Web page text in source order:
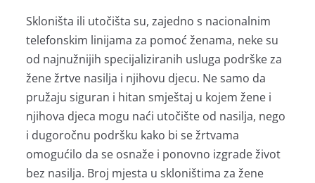
Skloništa ili utočišta su, zajedno s nacionalnim
telefonskim linijama za pomoć ženama, neke su
od najnužnijih specijaliziranih usluga podrške za
žene žrtve nasilja i njihovu djecu. Ne samo da
pružaju siguran i hitan smještaj u kojem žene i
njihova djeca mogu naći utočište od nasilja, nego
i dugoročnu podršku kako bi se žrtvama
omogućilo da se osnaže i ponovno izgrade život
bez nasilja. Broj mjesta u skloništima za žene